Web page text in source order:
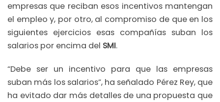
empresas que reciban esos incentivos mantengan
el empleo y, por otro, al compromiso de que en los
siguientes ejercicios esas compañías suban los
salarios por encima del SMI.
“Debe ser un incentivo para que las empresas
suban más los salarios”, ha señalado Pérez Rey, que
ha evitado dar más detalles de una propuesta que